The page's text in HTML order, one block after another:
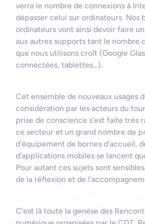
verra le nombre de connexions à
dépasser celui sur ordinateurs. Nos
ordinateurs vont ainsi devoir faire
aux autres supports tant le nombre
que nous utilisons croît (Google
connectées, tablettes…).
Cet ensemble de nouveaux usages
considération par les acteurs du
prise de conscience s’est faite très
ce secteur et un grand nombre de
d’équipement de bornes d’accueil,
d’applications mobiles se lancent
Pour autant ces sujets sont
de la réflexion et de
C’est là toute la genèse des